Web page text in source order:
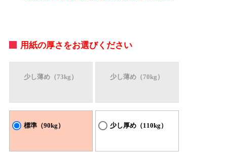
用紙の厚さをお選びください
少し薄め（73kg） 少し薄め（70kg）
標準（90kg） 少し厚め（110kg）